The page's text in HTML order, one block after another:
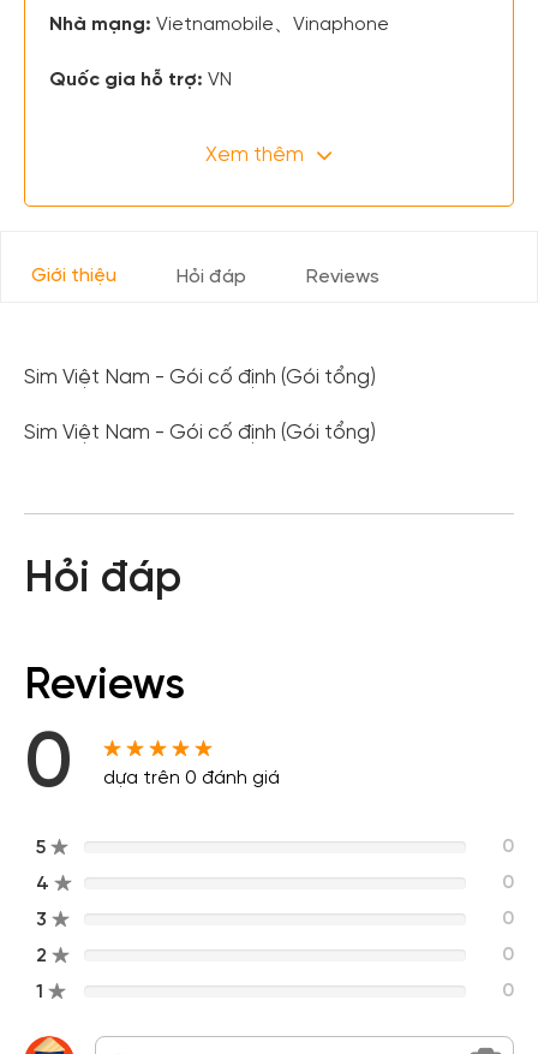
Nhà mạng: Vietnamobile、Vinaphone
Quốc gia hỗ trợ: VN
Xem thêm
Giới thiệu Hỏi đáp Reviews
Sim Việt Nam - Gói cố định (Gói tổng)
Sim Việt Nam - Gói cố định (Gói tổng)
Hỏi đáp
Reviews
0 dựa trên 0 đánh giá
5
0
4
0
3
0
2
0
1
0